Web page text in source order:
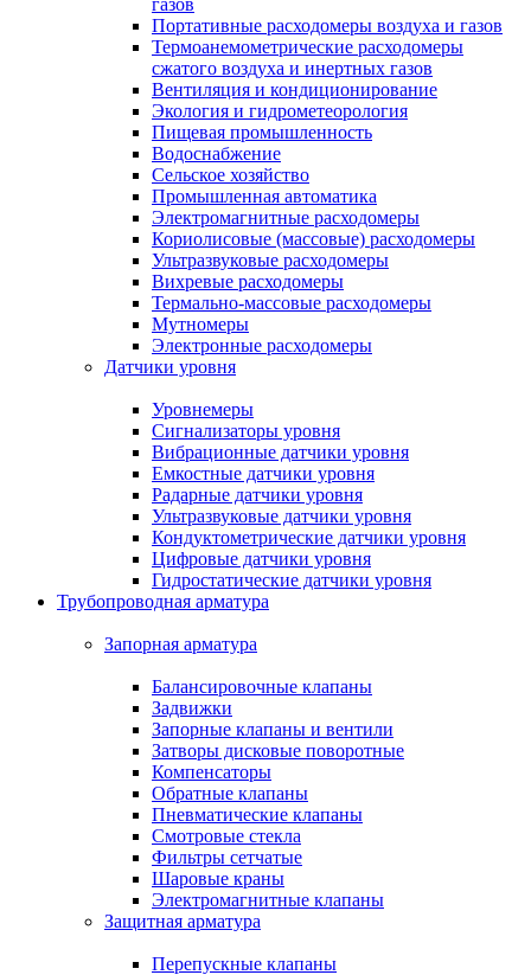
газов
Портативные расходомеры воздуха и газов
Термоанемометрические расходомеры
сжатого воздуха и инертных газов
Вентиляция и кондиционирование
Экология и гидрометеорология
Пищевая промышленность
Водоснабжение
Сельское хозяйство
Промышленная автоматика
Электромагнитные расходомеры
Кориолисовые (массовые) расходомеры
Ультразвуковые расходомеры
Вихревые расходомеры
Термально-массовые расходомеры
Мутномеры
Электронные расходомеры
Датчики уровня
Уровнемеры
Сигнализаторы уровня
Вибрационные датчики уровня
Емкостные датчики уровня
Радарные датчики уровня
Ультразвуковые датчики уровня
Кондуктометрические датчики уровня
Цифровые датчики уровня
Гидростатические датчики уровня
Трубопроводная арматура
Запорная арматура
Балансировочные клапаны
Задвижки
Запорные клапаны и вентили
Затворы дисковые поворотные
Компенсаторы
Обратные клапаны
Пневматические клапаны
Смотровые стекла
Фильтры сетчатые
Шаровые краны
Электромагнитные клапаны
Защитная арматура
Перепускные клапаны